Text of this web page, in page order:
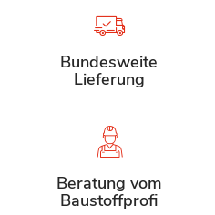
Bundesweite
Lieferung
Beratung vom
Baustoffprofi